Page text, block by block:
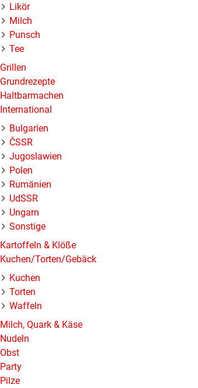
Likör
Milch
Punsch
Tee
Grillen
Grundrezepte
Haltbarmachen
International
Bulgarien
ČSSR
Jugoslawien
Polen
Rumänien
UdSSR
Ungarn
Sonstige
Kartoffeln & Klöße
Kuchen/Torten/Gebäck
Kuchen
Torten
Waffeln
Milch, Quark & Käse
Nudeln
Obst
Party
Pilze